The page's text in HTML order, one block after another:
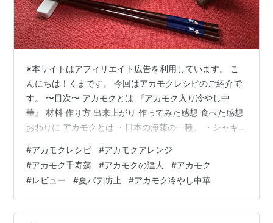
※本サイトはアフィリエイト広告を利用しています。 こ
んにちは！くまです。 今回はアカモクレシピのご紹介で
す。 〜目次〜 アカモクとは 『アカモク入り冷やし中
華』 材料 作り方 出来上がり 作ってみた感想 食べた感想
おわりに アカモクとは ・日本の海藻の一種。 ・シャキ
れています。 ・健康に良い効果があることでも知られて
います。 みなさんは夏の定番料理といえば何を思い浮か
べますか？ くまは冷やし中華です。 冷やし中華の具材は
何を使いますか？ きゅうり、錦糸卵、ハムなどがありま
すよね。 今回はアカモクを使います。 いつもとはちょっ
#アカモクレシピ #アカモクアレンジ
#アカモク千寿藻 #アカモクの達人 #アカモク
#レビュー #夏バテ防止 #アカモク冷やし中華